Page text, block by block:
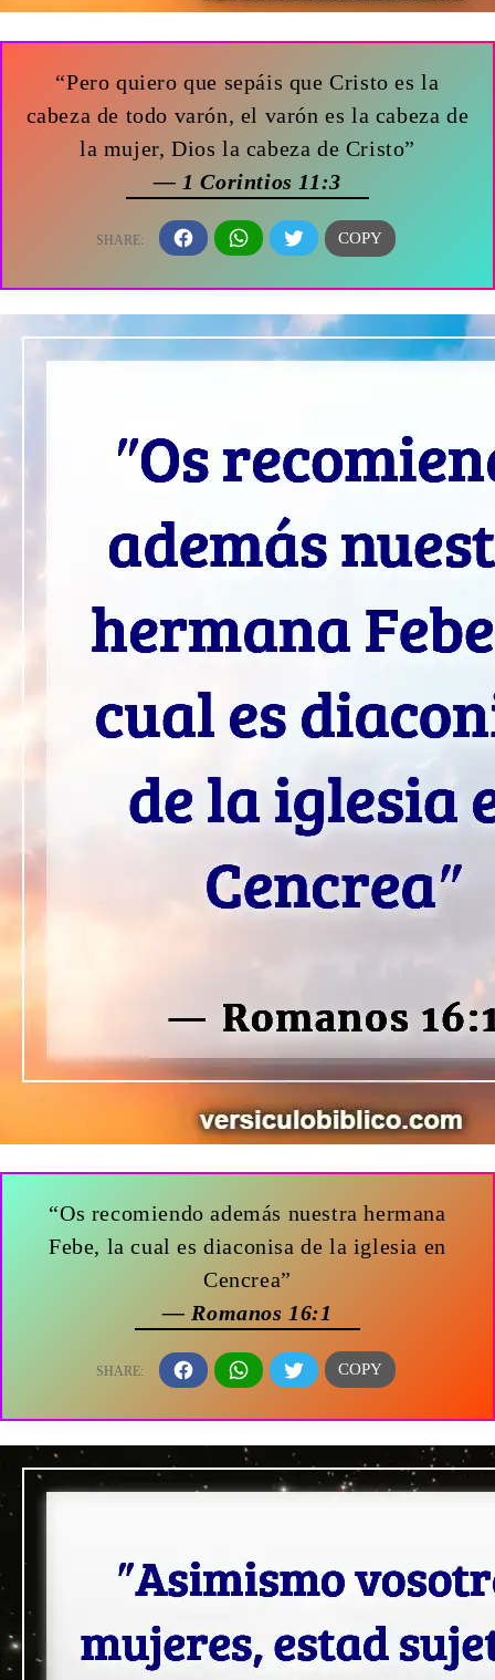
“Pero quiero que sepáis que Cristo es la
cabeza de todo varón, el varón es la cabeza de
la mujer, Dios la cabeza de Cristo”
— 1 Corintios 11:3
“Os recomiendo además nuestra hermana
Febe, la cual es diaconisa de la iglesia en
Cencrea”
— Romanos 16:1